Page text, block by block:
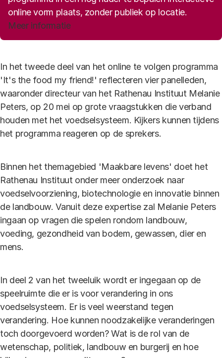
online vorm plaats, zonder publiek op locatie.
Meer informatie
In het tweede deel van het online te volgen programma
'It's the food my friend!' reflecteren vier panelleden,
waaronder directeur van het Rathenau Instituut Melanie
Peters, op 20 mei op grote vraagstukken die verband
houden met het voedselsysteem. Kijkers kunnen tijdens
het programma reageren op de sprekers.
Binnen het themagebied 'Maakbare levens' doet het
Rathenau Instituut onder meer onderzoek naar
voedselvoorziening, biotechnologie en innovatie binnen
de landbouw. Vanuit deze expertise zal Melanie Peters
ingaan op vragen die spelen rondom landbouw,
voeding, gezondheid van bodem, gewassen, dier en
mens.
In deel 2 van het tweeluik wordt er ingegaan op de
speelruimte die er is voor verandering in ons
voedselsysteem. Er is veel weerstand tegen
verandering. Hoe kunnen noodzakelijke veranderingen
toch doorgevoerd worden? Wat is de rol van de
wetenschap, politiek, landbouw en burgerij en hoe